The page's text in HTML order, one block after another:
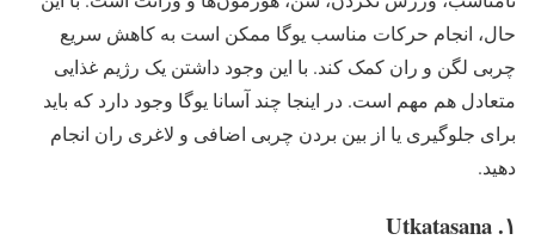
حال، انجام حرکات مناسب یوگا ممکن است به کاهش سریع
چربی لگن و ران کمک کند. با این وجود داشتن یک رژیم غذایی
متعادل هم مهم است. در اینجا چند آسانا یوگا وجود دارد که باید
برای جلوگیری یا از بین بردن چربی اضافی و لاغری ران انجام
دهید.
۱. Utkatasana